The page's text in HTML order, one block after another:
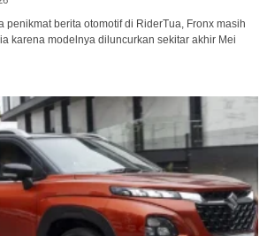
penikmat berita otomotif di RiderTua, Fronx masih
karena modelnya diluncurkan sekitar akhir Mei